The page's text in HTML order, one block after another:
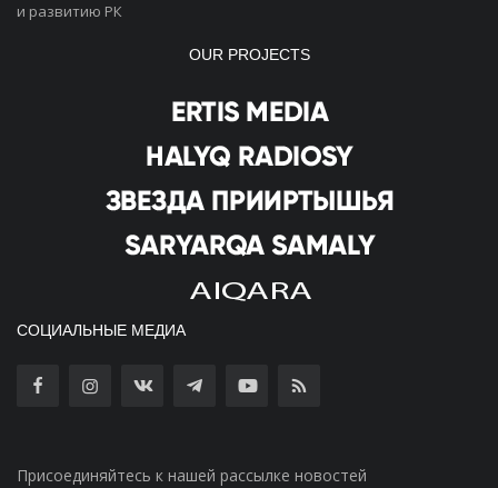
и развитию РК
OUR PROJECTS
СОЦИАЛЬНЫЕ МЕДИА
Присоединяйтесь к нашей рассылке новостей